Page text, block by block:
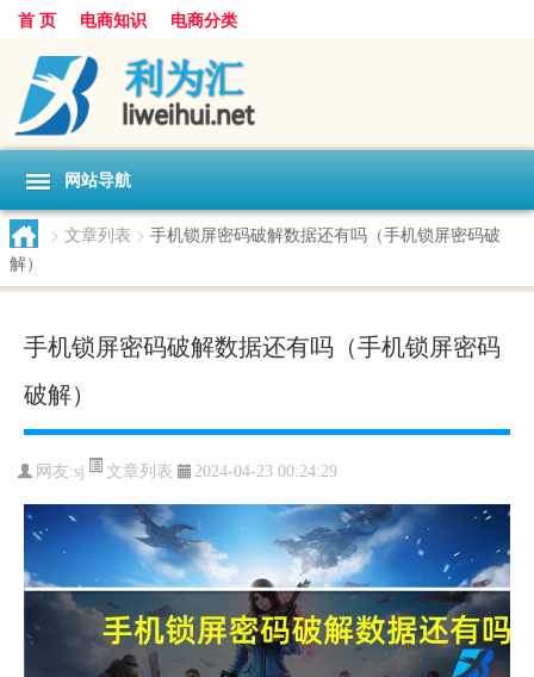
首 页 电商知识 电商分类
网站导航
> 文章列表 > 手机锁屏密码破解数据还有吗（手机锁屏密码破
解）
手机锁屏密码破解数据还有吗（手机锁屏密码
破解）
网友:sj 文章列表 2024-04-23 00:24:29